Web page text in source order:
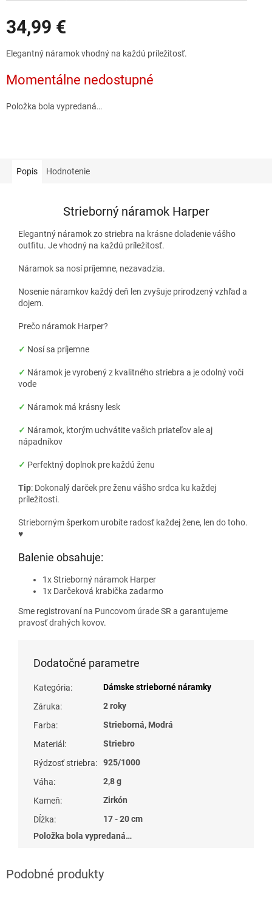
34,99 €
cena:
Elegantný náramok vhodný na každú príležitosť.
Momentálne nedostupné
Položka bola vypredaná…
Popis Hodnotenie
Strieborný náramok Harper
Elegantný náramok zo striebra na krásne doladenie vášho
outfitu. Je vhodný na každú príležitosť.
Náramok sa nosí príjemne, nezavadzia.
Nosenie náramkov každý deň len zvyšuje prirodzený vzhľad a
dojem.
Prečo náramok Harper?
✓ Nosí sa príjemne
✓ Náramok je vyrobený z kvalitného striebra a je odolný voči
vode
✓ Náramok má krásny lesk
✓ Náramok, ktorým uchvátite vašich priateľov ale aj
nápadníkov
✓ Perfektný doplnok pre každú ženu
Tip: Dokonalý darček pre ženu vášho srdca ku každej
príležitosti.
Strieborným šperkom urobíte radosť každej žene, len do toho.
♥
Balenie obsahuje:
1x Strieborný náramok Harper
1x Darčeková krabička zadarmo
Sme registrovaní na Puncovom úrade SR a garantujeme
pravosť drahých kovov.
Dodatočné parametre
Kategória:
Dámske strieborné náramky
Záruka:
2 roky
Farba:
Strieborná, Modrá
Materiál :
Striebro
Rýdzosť striebra:
925/1000
Váha:
2,8 g
Kameň:
Zirkón
Dĺžka:
17 - 20 cm
Položka bola vypredaná…